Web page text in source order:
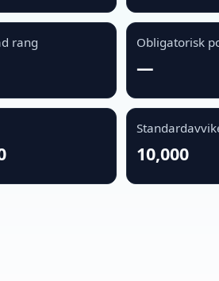
rang Obligatorisk
—
10,000